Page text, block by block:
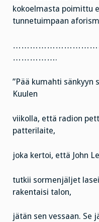
kokoelmasta poimittu
tunnetuimpaan
…………….
”Pää kumahti sänkyyn
Kuulen
viikolla, että radion
patterilaite,
joka kertoi, että John
tutkii sormenjäljet
rakentaisi talon,
jätän sen vessaan. Se